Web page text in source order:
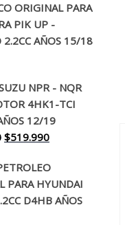
ORIGINAL PARA
PIK UP -
2.2CC AÑOS 15/18
NPR - NQR
4HK1-TCI
12/19
El
original
era:
$650.000.
$519.990El
actual
es:
$519.990.
PARA HYUNDAI
D4HB AÑOS